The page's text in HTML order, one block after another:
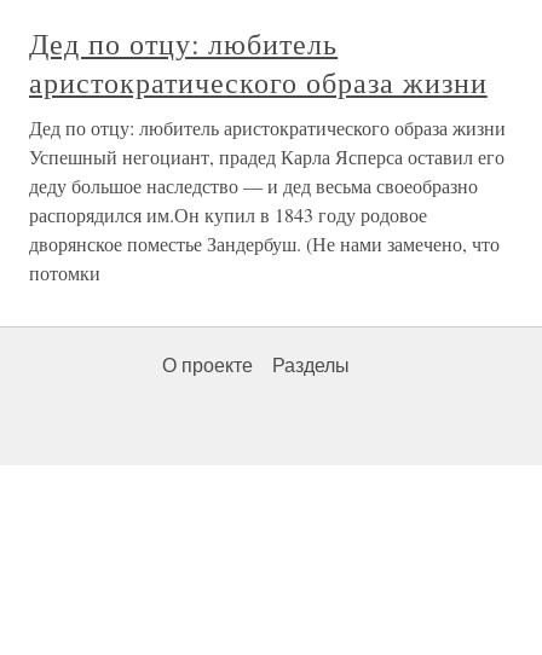
Дед по отцу: любитель
аристократического образа жизни
Дед по отцу: любитель аристократического образа жизни
Успешный негоциант, прадед Карла Ясперса оставил его
деду большое наследство — и дед весьма своеобразно
распорядился им.Он купил в 1843 году родовое
дворянское поместье Зандербуш. (Не нами замечено, что
потомки
О проекте Разделы